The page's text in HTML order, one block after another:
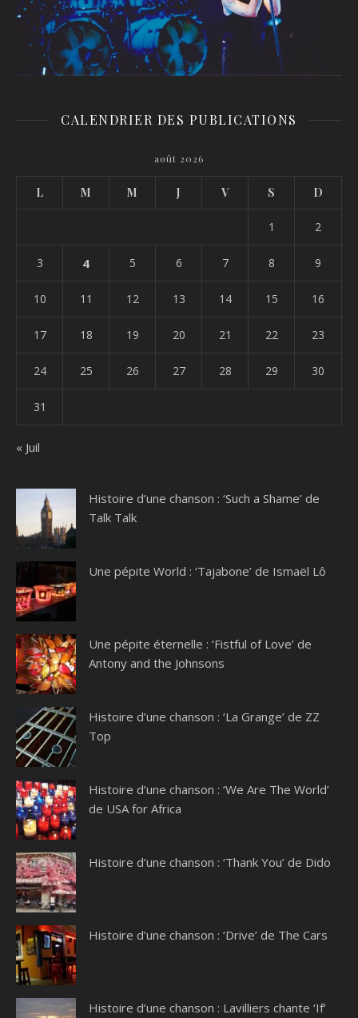
CALENDRIER DES PUBLICATIONS
août 2026
L M M J V S D
1 2
3 4 5 6 7 8 9
10 11 12 13 14 15 16
17 18 19 20 21 22 23
24 25 26 27 28 29 30
31
« Juil
Histoire d’une chanson : ‘Such a Shame’ de
Talk Talk
Une pépite World : ‘Tajabone’ de Ismaël Lô
Une pépite éternelle : ‘Fistful of Love’ de
Antony and the Johnsons
Histoire d’une chanson : ‘La Grange’ de ZZ
Top
Histoire d’une chanson : ‘We Are The World’
de USA for Africa
Histoire d’une chanson : ‘Thank You’ de Dido
Histoire d’une chanson : ‘Drive’ de The Cars
Histoire d’une chanson : Lavilliers chante ‘If’